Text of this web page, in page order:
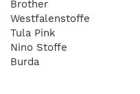
Brother
Westfalenstoffe
Tula Pink
Nino Stoffe
Burda